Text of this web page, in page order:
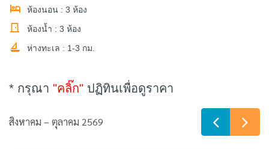
ห้องนอน : 3 ห้อง
ห้องน้ำ : 3 ห้อง
ห่างทะเล : 1-3 กม.
* กรุณา "คลิ๊ก" ปฏิทินเพื่อดูราคา
สิงหาคม – ตุลาคม 2569